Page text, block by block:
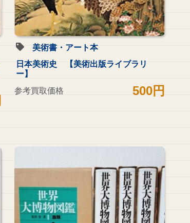
美術書・アート本
日本美術史 【美術出版ライブラリ
ー】
参考買取価格
500円